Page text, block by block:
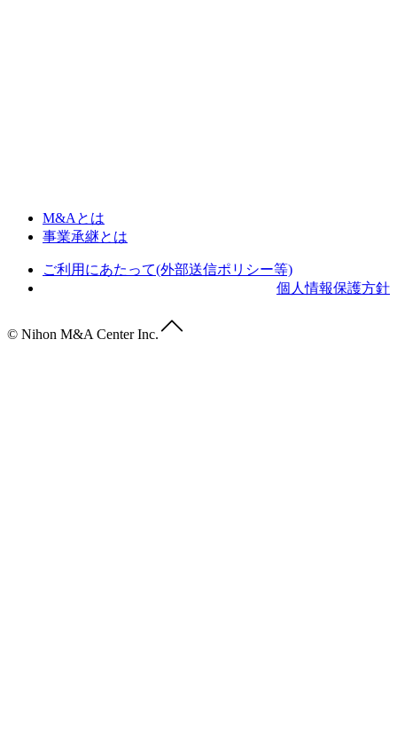
M&Aとは
事業承継とは
ご利用にあたって(外部送信ポリシー等)
個人情報保護方針
© Nihon M&A Center Inc.